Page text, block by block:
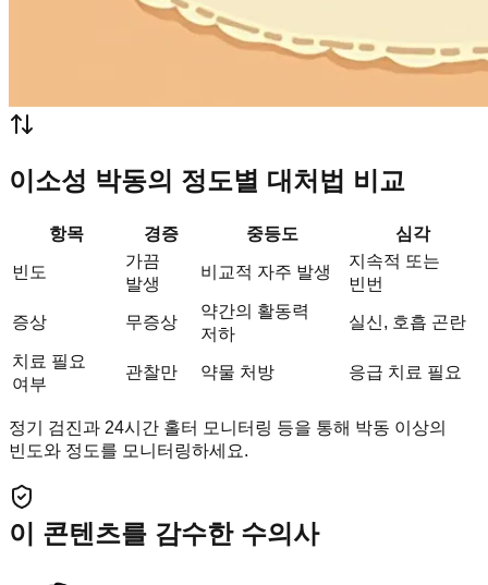
이소성 박동의 정도별 대처법 비교
항목 경증 중등도 심각
빈도
가끔
발생
비교적 자주 발생
지속적 또는
빈번
증상 무증상
약간의 활동력
저하
실신, 호흡 곤란
치료 필요
여부
관찰만 약물 처방 응급 치료 필요
정기 검진과 24시간 홀터 모니터링 등을 통해 박동 이상의
빈도와 정도를 모니터링하세요.
이 콘텐츠를 감수한 수의사